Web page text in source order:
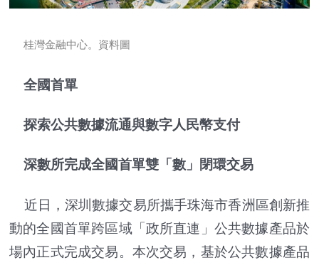
桂灣金融中心。資料圖
全國首單
探索公共數據流通與數字人民幣支付
深數所完成全國首單雙「數」閉環交易
近日，深圳數據交易所攜手珠海市香洲區創新推
動的全國首單跨區域「政所直連」公共數據產品於
場內正式完成交易。本次交易，基於公共數據產品